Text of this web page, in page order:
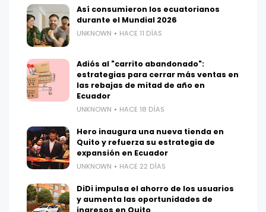
Así consumieron los ecuatorianos
durante el Mundial 2026
UNKNOWN HACE 11 DÍAS
Adiós al "carrito abandonado":
estrategias para cerrar más ventas en
las rebajas de mitad de año en
Ecuador
UNKNOWN HACE 18 DÍAS
Hero inaugura una nueva tienda en
Quito y refuerza su estrategia de
expansión en Ecuador
UNKNOWN HACE 22 DÍAS
DiDi impulsa el ahorro de los usuarios
y aumenta las oportunidades de